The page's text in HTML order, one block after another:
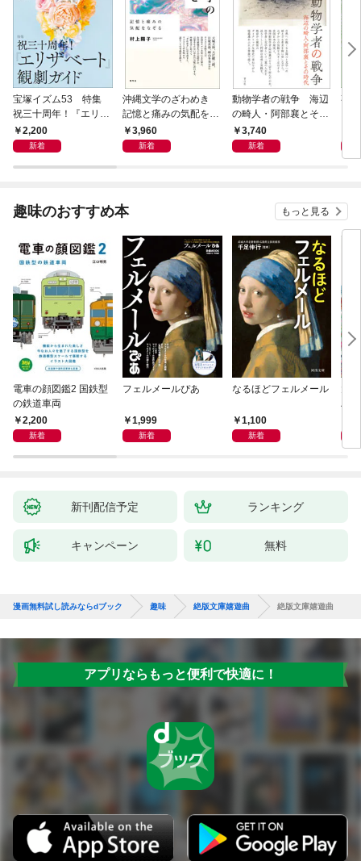
宝塚イズム53 特集
祝三十周年！『エリザ
ベート』観劇ガイド
2,200
新着
沖縄文学のざわめき
記憶と痛みの気配をな
ぞる3,960
新着
動物学者の戦争 海辺
の畸人・阿部襄とその
時代3,740
新着
事
趣味のおすすめ本 もっと見る
電車の顔図鑑2 国鉄型
の鉄道車両
2,200
新着
フェルメールぴあ
1,999
新着
なるほどフェルメール
1,100
新着
ハ
新刊配信予定 ランキング
キャンペーン 無料
漫画無料試し読みならdブック 趣味 絶版文庫嬉遊曲 絶版文庫嬉遊曲
アプリならもっと便利で快適に！